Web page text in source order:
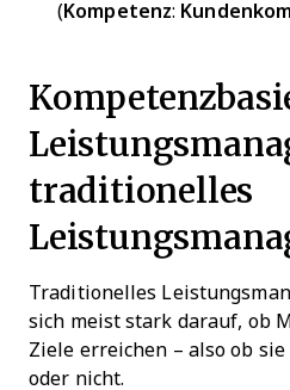
(Kompetenz:
traditionelles
Traditionelles
sich meist stark darauf, ob
Ziele erreichen – also ob
oder nicht.